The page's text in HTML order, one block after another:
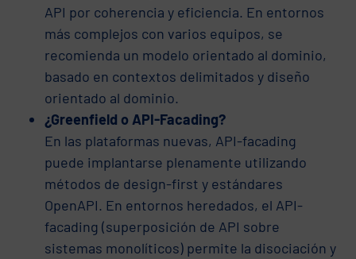
API por coherencia y eficiencia. En entornos
más complejos con varios equipos, se
recomienda un modelo orientado al dominio,
basado en contextos delimitados y diseño
orientado al dominio.
¿Greenfield o API-Facading?
En las plataformas nuevas, API-facading
puede implantarse plenamente utilizando
métodos de design-first y estándares
OpenAPI. En entornos heredados, el API-
facading (superposición de API sobre
sistemas monolíticos) permite la disociación y